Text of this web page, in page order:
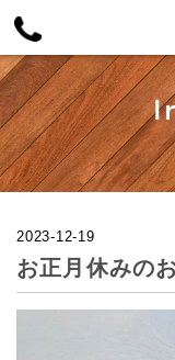
2023-12-19
お正月休みの